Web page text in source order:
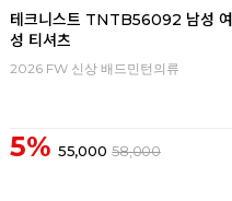
테크니스트 TNTB56092 남성 여
성 티셔츠
2026 FW 신상 배드민턴의류
5% 55,000 58,000